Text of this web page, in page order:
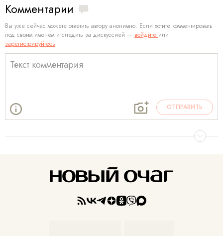
Комментарии
Вы уже сейчас можете ответить автору анонимно. Если хотите комментировать
под своим именем и следить за дискуссией — войдите или
зарегистрируйтесь
ОТПРАВИТЬ